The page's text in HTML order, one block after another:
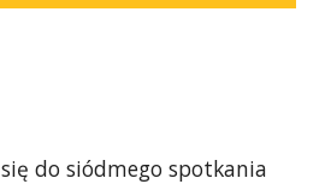
do siódmego spotkania